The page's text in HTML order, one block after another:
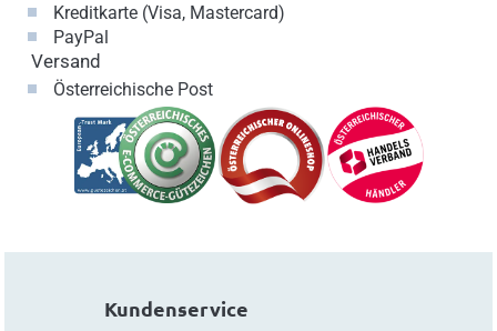
Kreditkarte (Visa, Mastercard)
PayPal
Versand
Österreichische Post
Kundenservice